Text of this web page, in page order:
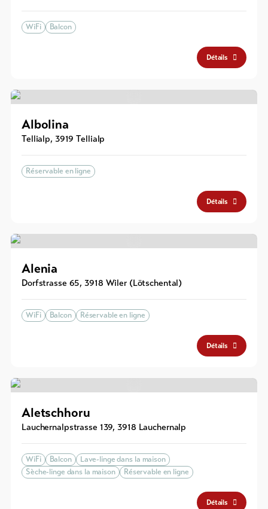
WiFi Balcon
Détails
Albolina
Tellialp, 3919 Tellialp
Réservable en ligne
Détails
Alenia
Dorfstrasse 65, 3918 Wiler (Lötschental)
WiFi Balcon Réservable en ligne
Détails
Aletschhoru
Lauchernalpstrasse 139, 3918 Lauchernalp
WiFi Balcon
Lave-linge dans la maison
Sèche-linge dans la maison
Réservable en ligne
Détails